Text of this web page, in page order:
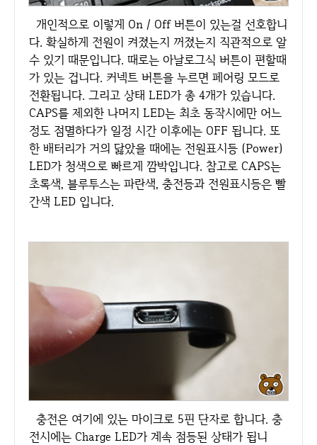
개인적으로 이렇게 On / Off 버튼이 있는걸 선호합니
다. 확실하게 전원이 켜졌는지 꺼졌는지 직관적으로 알
수 있기 때문입니다. 때로는 아날로그식 버튼이 편할때
가 있는 겁니다. 커넥트 버튼을 누르면 페어링 모드로
전환됩니다. 그리고 상태 LED가 총 4개가 있습니다.
CAPS를 제외한 나머지 LED는 최초 동작시에만 어느
정도 점멸하다가 일정 시간 이후에는 OFF 됩니다. 또
한 배터리가 거의 닳았을 때에는 전원표시등 (Power)
LED가 청색으로 빠르게 깜박입니다. 참고로 CAPS는
초록색, 블루투스는 파란색, 충전등과 전원표시등은 빨
간색 LED 입니다.
충전은 여기에 있는 마이크로 5핀 단자로 합니다. 충
전시에는 Charge LED가 계속 점등된 상태가 됩니